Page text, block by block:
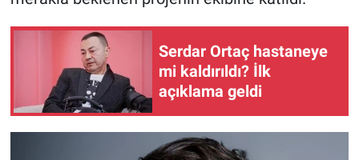
Serdar Ortaç hastaneye
mi kaldırıldı? İlk
açıklama geldi